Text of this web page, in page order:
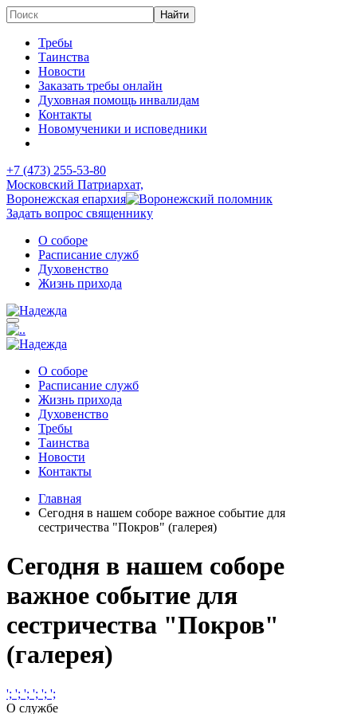
Требы
Таинства
Новости
Заказать требы онлайн
Духовная помощь инвалидам
Контакты
Новомученики и исповедники
+7 (473) 255-53-80
Московский Патриархат,
Воронежская епархия
Задать вопрос священнику
О соборе
Расписание служб
Духовенство
Жизнь прихода
О соборе
Расписание служб
Жизнь прихода
Духовенство
Требы
Таинства
Новости
Контакты
Главная
Сегодня в нашем соборе важное событие для
сестричества "Покров" (галерея)
Сегодня в нашем соборе
важное событие для
сестричества "Покров"
(галерея)
'; '; '; '; '; ';
О службе